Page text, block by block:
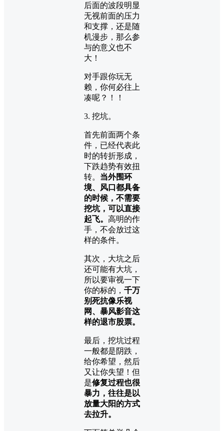
后面的波段明显
无视前面的压力
和支撑，还是随
机漫步，那么参
与的意义也不
大！
对手跟你玩无
赖，你何必往上
凑呢？！！
3. 挖坑。
首先前面两个条
件，已经代表此
时的转折形成，
下跌趋势有效扭
转。 当外围环
境、风口都具备
的时候，不需要
挖坑，可以直接
起飞。 高明的作
手，不会放过这
样的条件。
其次，大坑之后
还可能有大坑，
所以要审视一下
你的标的， 千万
别死抗像乐视
网、暴风影音这
样的退市股票。
最后，挖坑过程
一般都是阴跌，
给你希望，然后
又让你失望！但
是修复过程也很
暴力，往往是以
放量大阳的方式
去拉升。